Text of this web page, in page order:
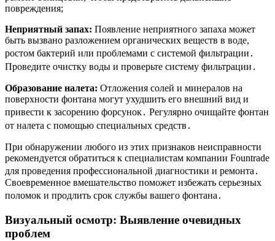
повреждения;
Неприятный запах: Появление неприятного запаха может
быть вызвано разложением органических веществ в воде,
ростом бактерий или проблемами с системой фильтрации․
Проведите очистку воды и проверьте систему фильтрации․
Образование налета: Отложения солей и минералов на
поверхности фонтана могут ухудшить его внешний вид и
привести к засорению форсунок․ Регулярно очищайте фонтан
от налета с помощью специальных средств․
При обнаружении любого из этих признаков неисправности
рекомендуется обратиться к специалистам компании Fountrade
для проведения профессиональной диагностики и ремонта․
Своевременное вмешательство поможет избежать серьезных
поломок и продлить срок службы вашего фонтана․
Визуальный осмотр: Выявление очевидных
проблем